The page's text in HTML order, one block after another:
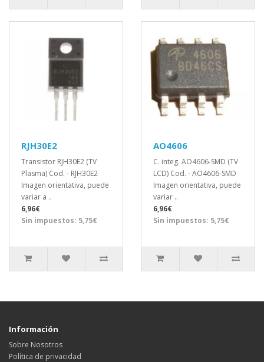
RJH30E2
Transistor RJH30E2 (TV
Plasma) Cod. - RJH30E2
Imagen orientativa, puede
variar a ..
6,96€
Sin impuestos: 5,75€
AO4606
C. integ. AO4606-SMD (TV
LCD) Cod. - AO4606-SMD
Imagen orientativa, puede
variar ..
6,96€
Sin impuestos: 5,75€
Información
Sobre Nosotros
Política de privacidad